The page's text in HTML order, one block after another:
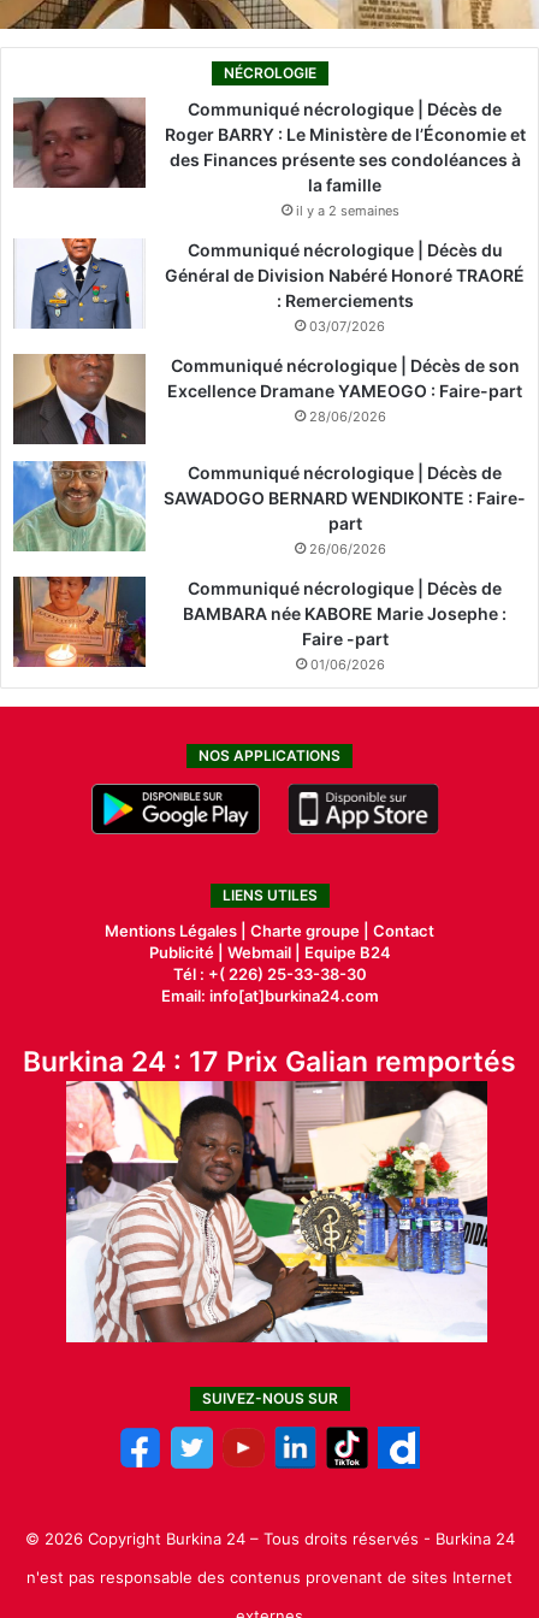
NÉCROLOGIE
Communiqué nécrologique | Décès de
Roger BARRY : Le Ministère de l’Économie et
des Finances présente ses condoléances à
la famille
il y a 2 semaines
Communiqué nécrologique | Décès du
Général de Division Nabéré Honoré TRAORÉ
: Remerciements
03/07/2026
Communiqué nécrologique | Décès de son
Excellence Dramane YAMEOGO : Faire-part
28/06/2026
Communiqué nécrologique | Décès de
SAWADOGO BERNARD WENDIKONTE : Faire-
part
26/06/2026
Communiqué nécrologique | Décès de
BAMBARA née KABORE Marie Josephe :
Faire -part
01/06/2026
NOS APPLICATIONS
LIENS UTILES
Mentions Légales | Charte groupe | Contact
Publicité| Webmail |
Equipe B24
Tél : +( 226) 25-33-38-30
Email: info[at]burkina24.com
Burkina 24 : 17 Prix Galian remportés
SUIVEZ-NOUS SUR
© 2026 Copyright Burkina 24 – Tous droits réservés - Burkina 24
n'est pas responsable des contenus provenant de sites Internet